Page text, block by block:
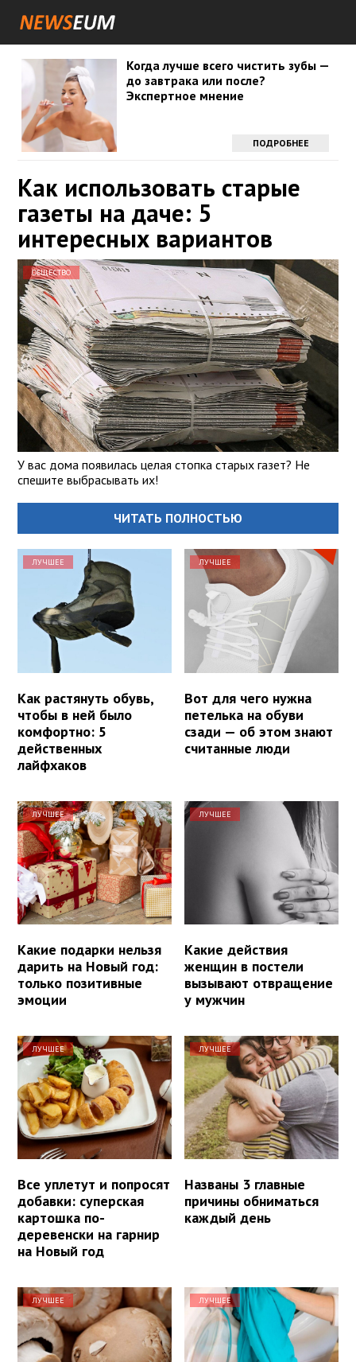
Когда лучше всего чистить зубы —
до завтрака или после?
Экспертное мнение
ПОДРОБНЕЕ
Как использовать старые
газеты на даче: 5
интересных вариантов
ОБЩЕСТВО
У вас дома появилась целая стопка старых газет? Не
спешите выбрасывать их!
ЧИТАТЬ ПОЛНОСТЬЮ
ЛУЧШЕЕ
Как растянуть обувь,
чтобы в ней было
комфортно: 5
действенных
лайфхаков
ЛУЧШЕЕ
Вот для чего нужна
петелька на обуви
сзади — об этом знают
считанные люди
ЛУЧШЕЕ
Какие подарки нельзя
дарить на Новый год:
только позитивные
эмоции
ЛУЧШЕЕ
Какие действия
женщин в постели
вызывают отвращение
у мужчин
ЛУЧШЕЕ
Все уплетут и попросят
добавки: суперская
картошка по-
деревенски на гарнир
на Новый год
ЛУЧШЕЕ
Названы 3 главные
причины обниматься
каждый день
ЛУЧШЕЕ ЛУЧШЕЕ